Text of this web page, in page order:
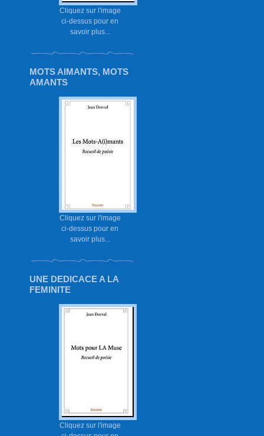
Cliquez sur l'image
ci-dessus pour en
savoir plus...
MOTS AIMANTS, MOTS
AMANTS
Cliquez sur l'image
ci-dessus pour en
savoir plus...
UNE DEDICACE A LA
FEMINITE
Cliquez sur l'image